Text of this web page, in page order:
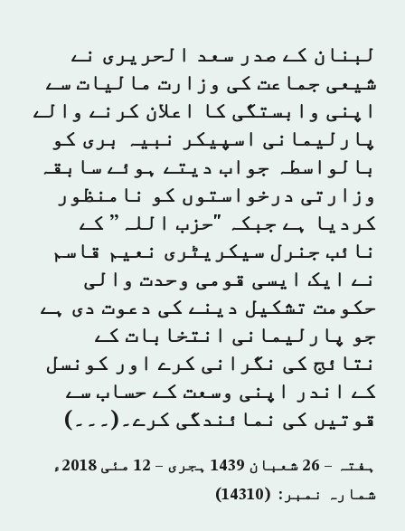
لبنان کے صدر سعد الحریری نے
شیعی جماعت کی وزارت مالیات سے
اپنی وابستگی کا اعلان کرنے والے
پارلیمانی اسپیکر نبیہ بری کو
بالواسطہ جواب دیتے ہوئے سابقہ
وزارتی درخواستوں کو نامنظور
کردیا ہے جبکہ "حزب اللہ” کے
نائب جنرل سیکریٹری نعیم قاسم
نے ایک ایسی قومی وحدت والی
حکومت تشکیل دینے کی دعوت دی ہے
جو پارلیمانی انتخابات کے
نتائج کی نگرانی کرے اور کونسل
کے اندر اپنی وسعت کے حساب سے
قوتیں کی نمائندگی کرے۔(۔۔۔)
ہفتہ – 26 شعبان 1439 ہجری – 12 مئی 2018ء
شمارہ نمبر: (14310)